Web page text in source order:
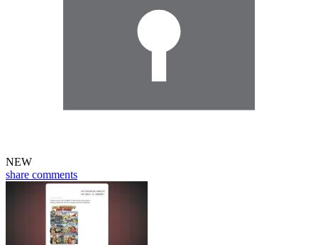
NEW
share comments